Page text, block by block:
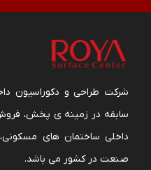
شرکت طراحی و دکوراسیون
سابقه در زمینه ی پخش،
داخلی ساختمان های
صنعت در کشور می باشد.